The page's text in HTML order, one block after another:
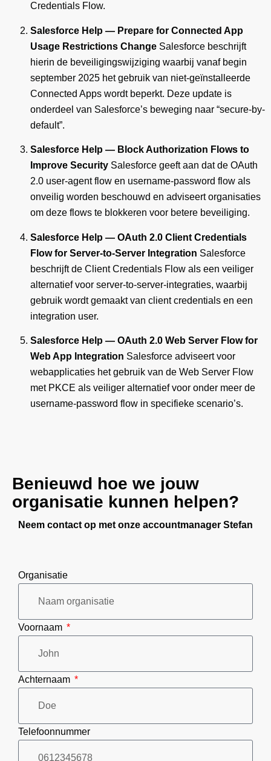
Credentials Flow.
Salesforce Help — Prepare for Connected App
Usage Restrictions Change Salesforce beschrijft
hierin de beveiligingswijziging waarbij vanaf begin
september 2025 het gebruik van niet-geïnstalleerde
Connected Apps wordt beperkt. Deze update is
onderdeel van Salesforce’s beweging naar “secure-by-
default”.
Salesforce Help — Block Authorization Flows to
Improve Security Salesforce geeft aan dat de OAuth
2.0 user-agent flow en username-password flow als
onveilig worden beschouwd en adviseert organisaties
om deze flows te blokkeren voor betere beveiliging.
Salesforce Help — OAuth 2.0 Client Credentials
Flow for Server-to-Server Integration Salesforce
beschrijft de Client Credentials Flow als een veiliger
alternatief voor server-to-server-integraties, waarbij
gebruik wordt gemaakt van client credentials en een
integration user.
Salesforce Help — OAuth 2.0 Web Server Flow for
Web App Integration Salesforce adviseert voor
webapplicaties het gebruik van de Web Server Flow
met PKCE als veiliger alternatief voor onder meer de
username-password flow in specifieke scenario’s.
Benieuwd hoe we jouw
organisatie kunnen helpen?​
Neem contact op met onze accountmanager Stefan
Organisatie
Voornaam
Achternaam
Telefoonnummer